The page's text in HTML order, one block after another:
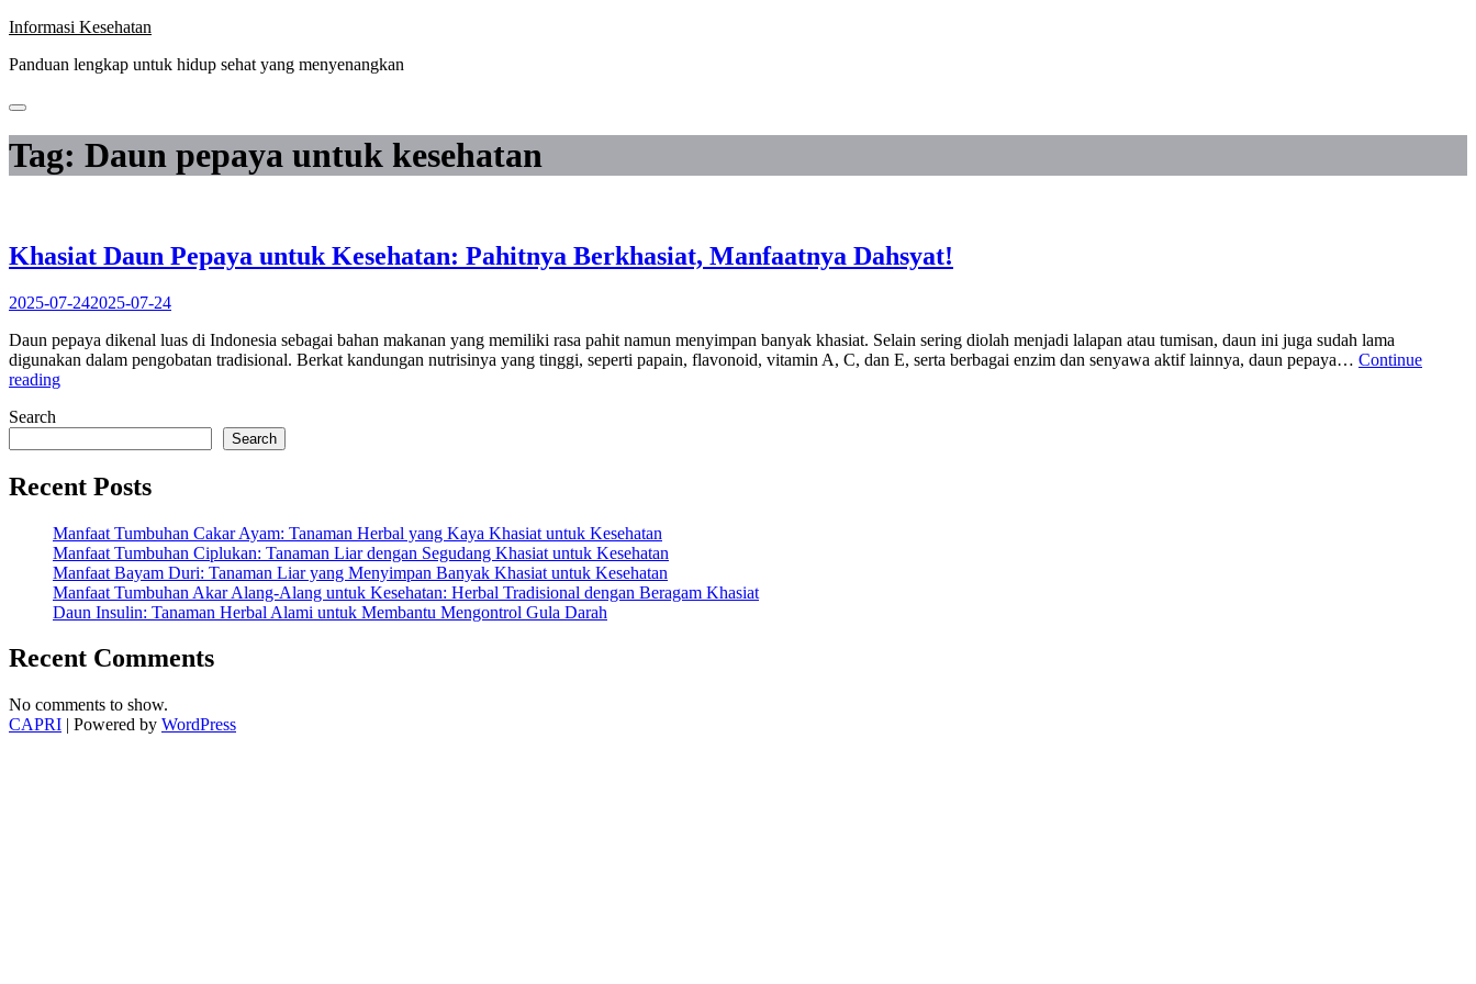
Skip
content
Informasi Kesehatan
Panduan lengkap untuk hidup sehat yang menyenangkan
Tag: Daun pepaya untuk kesehatan
Khasiat Daun Pepaya untuk Kesehatan: Pahitnya Berkhasiat, Manfaatnya Dahsyat!
2025-07-242025-07-24
Daun pepaya dikenal luas di Indonesia sebagai bahan makanan yang memiliki rasa pahit namun menyimpan banyak khasiat. Selain sering diolah menjadi lalapan atau tumisan, daun ini juga sudah lama
digunakan dalam pengobatan tradisional. Berkat kandungan nutrisinya yang tinggi, seperti papain, flavonoid, vitamin A, C, dan E, serta berbagai enzim dan senyawa aktif lainnya, daun pepaya… Continue
reading“Khasiat
Pahitnya
Berkhasiat,
Dahsyat!”
Search
Search
Recent Posts
Manfaat Tumbuhan Cakar Ayam: Tanaman Herbal yang Kaya Khasiat untuk Kesehatan
Manfaat Tumbuhan Ciplukan: Tanaman Liar dengan Segudang Khasiat untuk Kesehatan
Manfaat Bayam Duri: Tanaman Liar yang Menyimpan Banyak Khasiat untuk Kesehatan
Manfaat Tumbuhan Akar Alang-Alang untuk Kesehatan: Herbal Tradisional dengan Beragam Khasiat
Daun Insulin: Tanaman Herbal Alami untuk Membantu Mengontrol Gula Darah
Recent Comments
No comments to show.
CAPRI | Powered by WordPress